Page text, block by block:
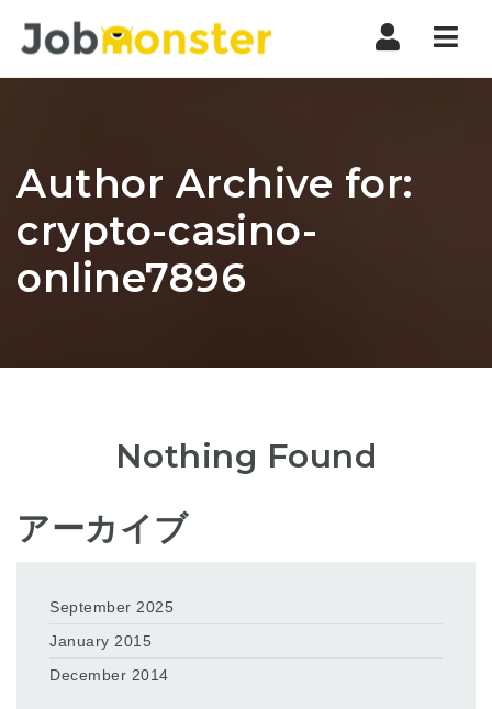
Author Archive for:
crypto-casino-
online7896
Nothing Found
アーカイブ
September 2025
January 2015
December 2014